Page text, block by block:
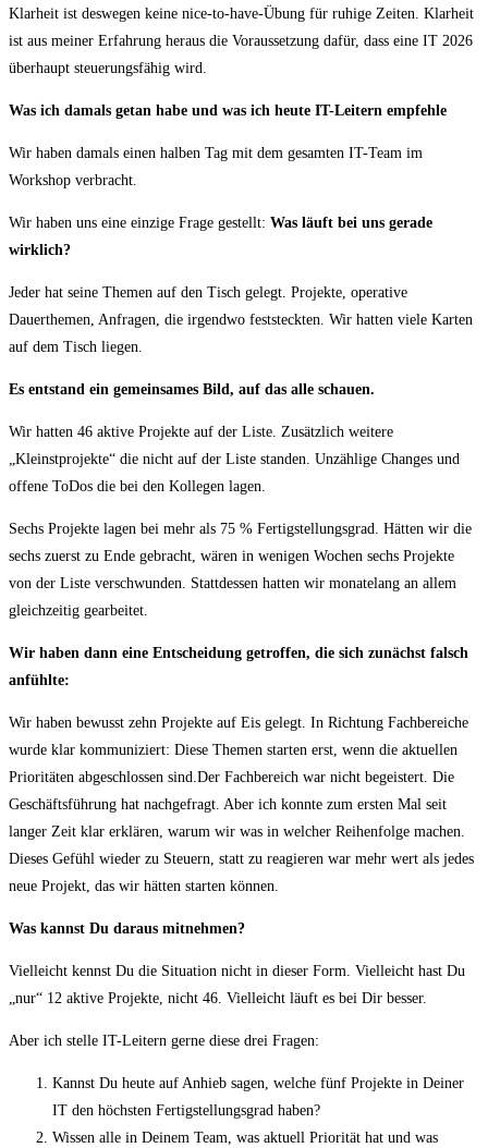
Klarheit ist deswegen keine nice-to-have-Übung für ruhige Zeiten. Klarheit
ist aus meiner Erfahrung heraus die Voraussetzung dafür, dass eine IT 2026
überhaupt steuerungsfähig wird.
Was ich damals getan habe und was ich heute IT-Leitern empfehle
Wir haben damals einen halben Tag mit dem gesamten IT-Team im
Workshop verbracht.
Wir haben uns eine einzige Frage gestellt: Was läuft bei uns gerade
wirklich?
Jeder hat seine Themen auf den Tisch gelegt. Projekte, operative
Dauerthemen, Anfragen, die irgendwo feststeckten. Wir hatten viele Karten
auf dem Tisch liegen.
Es entstand ein gemeinsames Bild, auf das alle schauen.
Wir hatten 46 aktive Projekte auf der Liste. Zusätzlich weitere
„Kleinstprojekte“ die nicht auf der Liste standen. Unzählige Changes und
offene ToDos die bei den Kollegen lagen.
Sechs Projekte lagen bei mehr als 75 % Fertigstellungsgrad. Hätten wir die
sechs zuerst zu Ende gebracht, wären in wenigen Wochen sechs Projekte
von der Liste verschwunden. Stattdessen hatten wir monatelang an allem
gleichzeitig gearbeitet.
Wir haben dann eine Entscheidung getroffen, die sich zunächst falsch
anfühlte:
Wir haben bewusst zehn Projekte auf Eis gelegt. In Richtung Fachbereiche
wurde klar kommuniziert: Diese Themen starten erst, wenn die aktuellen
Prioritäten abgeschlossen sind.Der Fachbereich war nicht begeistert. Die
Geschäftsführung hat nachgefragt. Aber ich konnte zum ersten Mal seit
langer Zeit klar erklären, warum wir was in welcher Reihenfolge machen.
Dieses Gefühl wieder zu Steuern, statt zu reagieren war mehr wert als jedes
neue Projekt, das wir hätten starten können.
Was kannst Du daraus mitnehmen?
Vielleicht kennst Du die Situation nicht in dieser Form. Vielleicht hast Du
„nur“ 12 aktive Projekte, nicht 46. Vielleicht läuft es bei Dir besser.
Aber ich stelle IT-Leitern gerne diese drei Fragen:
Kannst Du heute auf Anhieb sagen, welche fünf Projekte in Deiner
IT den höchsten Fertigstellungsgrad haben?
Wissen alle in Deinem Team, was aktuell Priorität hat und was